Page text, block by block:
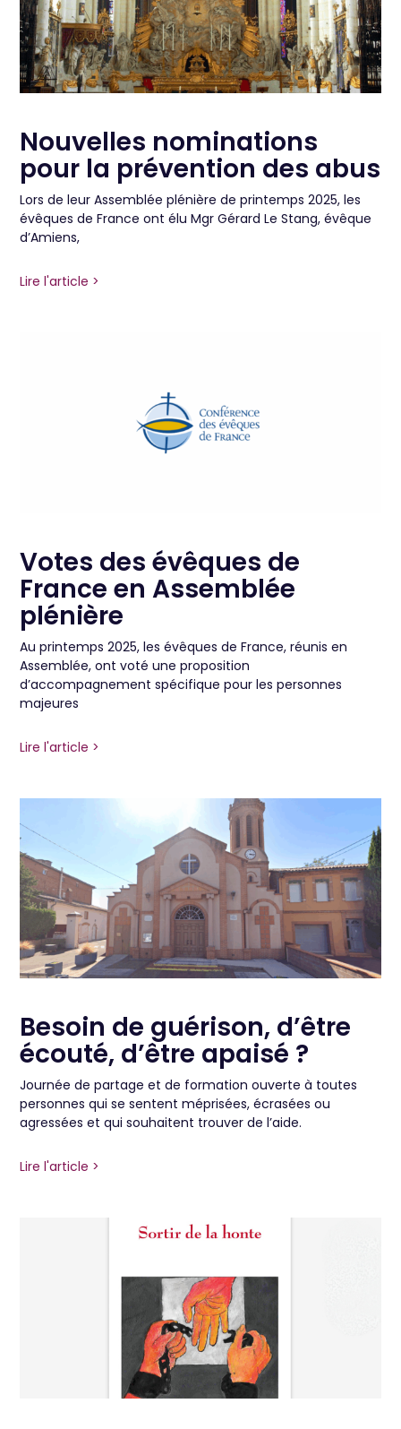
Nouvelles nominations
pour la prévention des abus
Lors de leur Assemblée plénière de printemps 2025, les
évêques de France ont élu Mgr Gérard Le Stang, évêque
d’Amiens,
Lire l'article >
Votes des évêques de
France en Assemblée
plénière
Au printemps 2025, les évêques de France, réunis en
Assemblée, ont voté une proposition
d’accompagnement spécifique pour les personnes
majeures
Lire l'article >
Besoin de guérison, d’être
écouté, d’être apaisé ?
Journée de partage et de formation ouverte à toutes
personnes qui se sentent méprisées, écrasées ou
agressées et qui souhaitent trouver de l’aide.
Lire l'article >